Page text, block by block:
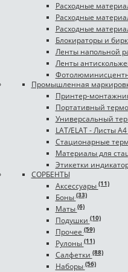
Расходные
Расходные
Расходные
Блокираторы и
Ленты напольной
Ленты
Промышленная
Принтер-
Портативный
Универсальный
LAT/ELAT - Листы
Стационарные
Материалы для
Этикетки
СОРБЕНТЫ
Аксессуары(11)
Боны(33)
Маты(6)
Подушки(10)
Прочее(59)
Рулоны(11)
Салфетки(88)
Наборы(56)